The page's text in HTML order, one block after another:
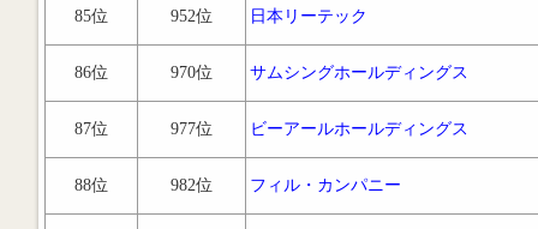
85位 952位 日本リーテック
86位 970位 サムシングホールディングス
87位 977位 ビーアールホールディングス
88位 982位 フィル・カンパニー